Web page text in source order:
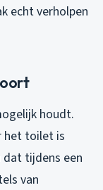
echt verholpen
houdt.
het toilet is
tijdens een
van